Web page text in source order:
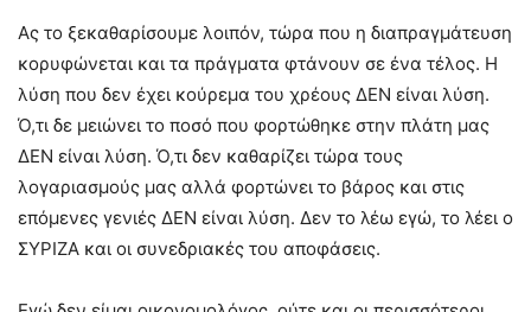
Ας το ξεκαθαρίσουμε λοιπόν, τώρα που η διαπραγμάτευση
κορυφώνεται και τα πράγματα φτάνουν σε ένα τέλος. Η
λύση που δεν έχει κούρεμα του χρέους ΔΕΝ είναι λύση.
Ό,τι δε μειώνει το ποσό που φορτώθηκε στην πλάτη μας
ΔΕΝ είναι λύση. Ό,τι δεν καθαρίζει τώρα τους
λογαριασμούς μας αλλά φορτώνει το βάρος και στις
επόμενες γενιές ΔΕΝ είναι λύση. Δεν το λέω εγώ, το λέει ο
ΣΥΡΙΖΑ και οι συνεδριακές του αποφάσεις.